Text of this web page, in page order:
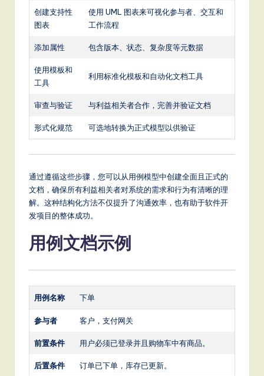
创建支持性
图表
使用 UML 图表来可视化参与者、交互和
工作流程
添加属性 包含版本、状态、复杂度等元数据
使用模板和
工具
利用标准化模板和自动化文档工具
审查与验证 与利益相关者合作，完善并验证文档
形式化规范 可选地转换为正式模型以供验证
通过遵循这些步骤，您可以从用例模型中创建全面且正式的
文档，确保所有利益相关者对系统的需求和行为有清晰的理
解。这种结构化方法不仅提升了沟通效率，也有助于软件开
发项目的整体成功。
用例文档示例
用例名称 下单
参与者 客户，支付网关
前置条件 用户必须已登录并且购物车中有商品。
后置条件 订单已下单，库存已更新。